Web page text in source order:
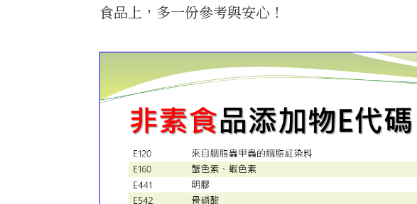
食品上，多一份參考與安心！